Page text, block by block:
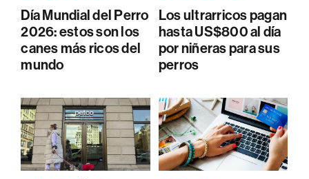
Día Mundial del Perro
2026: estos son los
canes más ricos del
mundo
Los ultrarricos pagan
hasta US$800 al día
por niñeras para sus
perros